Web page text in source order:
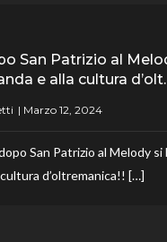
San Patrizio al
e alla cultura
San Patrizio al Melody si
cultura d’oltremanica!! […]